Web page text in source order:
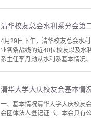
清华校友总会水利系分会第
4月29日下午，清华校友总会水
业各条战线的近40位校友以及水
系主任李丹勋从水利系基本情况
清华大学大庆校友会基本情
一、基本情况清华大学大庆校友
会团体法人登记证书。本会具有